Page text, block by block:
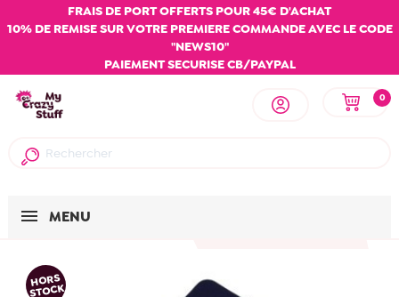
FRAIS DE PORT OFFERTS POUR 45€ D'ACHAT
10% DE REMISE SUR VOTRE PREMIERE COMMANDE AVEC LE CODE
"NEWS10"
PAIEMENT SECURISE CB/PAYPAL
0
MENU
HORS
STOCK